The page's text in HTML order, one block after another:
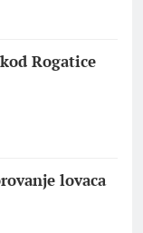
Rogatice
lovaca